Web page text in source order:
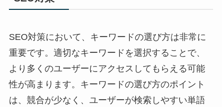
SEO対策において、キーワードの選び方は非常に
重要です。適切なキーワードを選択することで、
より多くのユーザーにアクセスしてもらえる可能
性が高まります。キーワードの選び方のポイント
は、競合が少なく、ユーザーが検索しやすい単語